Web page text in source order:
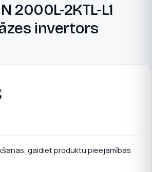
2000L-2KTL-L1
invertors
gaidiet produktu pieejamības